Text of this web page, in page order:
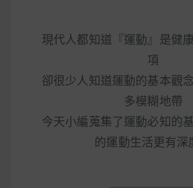
減醣食材推薦
現代人都知道『運動』是健
項
卻很少人知道運動的基本觀
多模糊地帶
今天小編蒐集了運動必知的
的運動生活更有深